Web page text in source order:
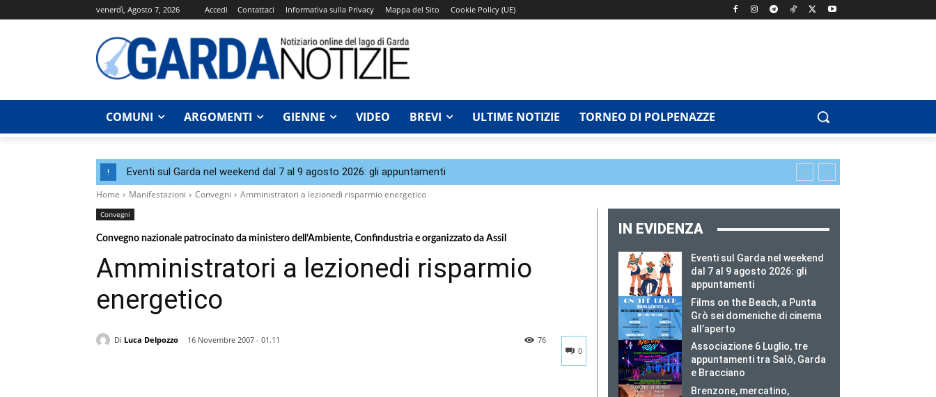
venerdì, Agosto 7, 2026 Accedi Contattaci Informativa sulla Privacy Mappa del Sito Cookie Policy (UE)
COMUNI ARGOMENTI GIENNE VIDEO BREVI ULTIME NOTIZIE TORNEO DI POLPENAZZE
! Eventi sul Garda nel weekend dal 7 al 9 agosto 2026: gli appuntamenti
Home Manifestazioni Convegni Amministratori a lezionedi risparmio energetico
Convegni
Convegno nazionale patrocinato da ministero dell’Ambiente, Confindustria e organizzato da Assil
Amministratori a lezionedi risparmio
energetico
Di Luca Delpozzo
16 Novembre 2007 - 01.11
0
76
IN EVIDENZA
Eventi sul Garda nel weekend
dal 7 al 9 agosto 2026: gli
appuntamenti
Films on the Beach, a Punta
Grò sei domeniche di cinema
all’aperto
Associazione 6 Luglio, tre
appuntamenti tra Salò, Garda
e Bracciano
Brenzone, mercatino,